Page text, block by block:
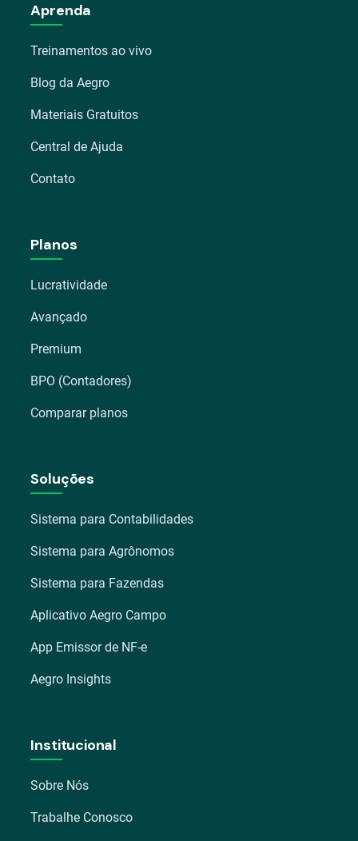
Aprenda
Treinamentos ao vivo
Blog da Aegro
Materiais Gratuitos
Central de Ajuda
Contato
Planos
Lucratividade
Avançado
Premium
BPO (Contadores)
Comparar planos
Soluções
Sistema para Contabilidades
Sistema para Agrônomos
Sistema para Fazendas
Aplicativo Aegro Campo
App Emissor de NF-e
Aegro Insights
Institucional
Sobre Nós
Trabalhe Conosco